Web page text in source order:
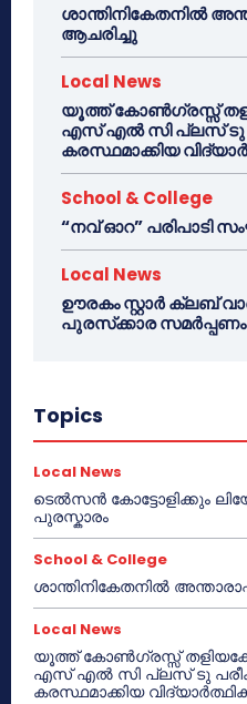
ശാന്തിനികേതനിൽ
ആചരിച്ചു
Local News
യൂത്ത് കോൺഗ്രസ്സ്
എസ് എൽ സി പ്ലസ് ടു
കരസ്ഥമാക്കിയ
School & College
“നവ് ഓറ” പരിപാടി
Local News
ഊരകം സ്റ്റാർ ക്ലബ്
പുരസ്‌ക്കാര സമർപ്പണം
Topics
Local News
ടെൽസൻ കോട്ടോളിക്കും
പുരസ്കാരം
School & College
ശാന്തിനികേതനിൽ
Local News
യൂത്ത് കോൺഗ്രസ്സ്
എസ് എൽ സി പ്ലസ് ടു
കരസ്ഥമാക്കിയ